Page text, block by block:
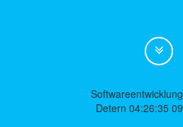
Detern 04:26:35